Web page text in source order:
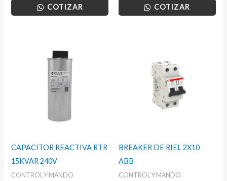
COTIZAR COTIZAR
CAPACITOR REACTIVA RTR
15KVAR 240V
CONTROL Y MANDO
BREAKER DE RIEL 2X10
ABB
CONTROL Y MANDO